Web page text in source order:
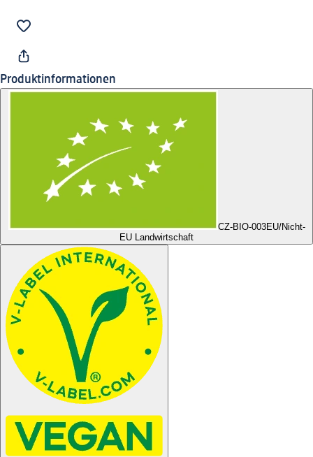
Produktinformationen
CZ-BIO-003EU/Nicht-
EU Landwirtschaft